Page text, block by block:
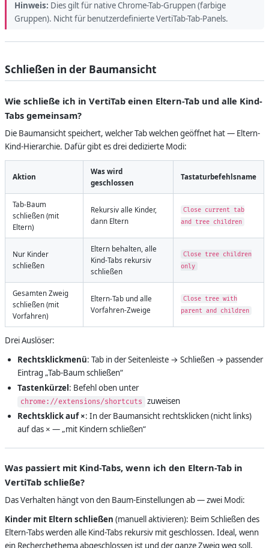
Hinweis: Dies gilt für native Chrome-Tab-Gruppen (farbige
Gruppen). Nicht für benutzerdefinierte VertiTab-Tab-Panels.
Schließen in der Baumansicht
Wie schließe ich in VertiTab einen Eltern-Tab und alle Kind-
Tabs gemeinsam?
Die Baumansicht speichert, welcher Tab welchen geöffnet hat — Eltern-
Kind-Hierarchie. Dafür gibt es drei dedizierte Modi:
Aktion
Was wird
geschlossen
Tastaturbefehlsname
Tab-Baum
schließen (mit
Eltern)
Rekursiv alle Kinder,
dann Eltern
Close current tab
and tree children
Nur Kinder
schließen
Eltern behalten, alle
Kind-Tabs rekursiv
schließen
Close tree children
only
Gesamten Zweig
schließen (mit
Vorfahren)
Eltern-Tab und alle
Vorfahren-Zweige
Close tree with
parent and children
Drei Auslöser:
Rechtsklickmenü: Tab in der Seitenleiste → Schließen → passender
Eintrag „Tab-Baum schließen“
Tastenkürzel: Befehl oben unter
chrome://extensions/shortcuts zuweisen
Rechtsklick auf ×: In der Baumansicht rechtsklicken (nicht links)
auf das × — „mit Kindern schließen“
Was passiert mit Kind-Tabs, wenn ich den Eltern-Tab in
VertiTab schließe?
Das Verhalten hängt von den Baum-Einstellungen ab — zwei Modi:
Kinder mit Eltern schließen (manuell aktivieren): Beim Schließen des
Eltern-Tabs werden alle Kind-Tabs rekursiv mit geschlossen. Ideal, wenn